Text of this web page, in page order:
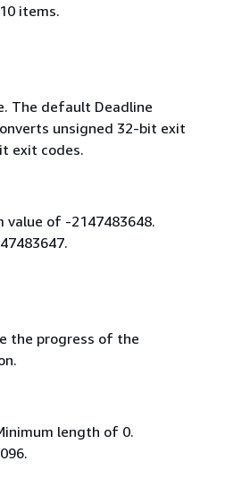
items.
The default Deadline
unsigned 32-bit exit
exit codes.
value of -2147483648.
the progress of the
length of 0.